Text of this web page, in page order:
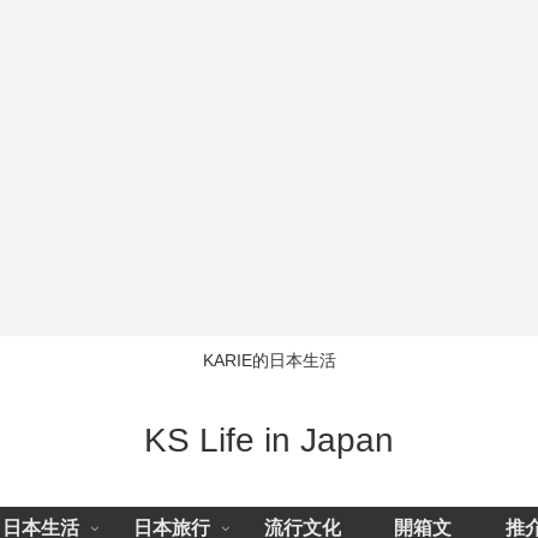
KARIE的日本生活
KS Life in Japan
日本生活 日本旅行 流行文化 開箱文 推